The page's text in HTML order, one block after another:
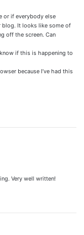
or if everybody else
blog. It looks like some of
off the screen. Can
if this is happening to
because I’ve had this
Very well written!